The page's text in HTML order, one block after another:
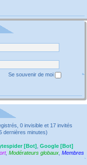
Se souvenir de moi
0 invisible et 17 invités
dernières minutes)
[Bot] Google [Bot]
, Modérateurs globaux Membres